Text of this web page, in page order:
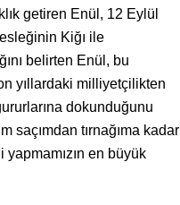
getiren Enül, 12 Eylül
Kiğı ile
belirten Enül, bu
yıllardaki milliyetçilikten
dokunduğunu
saçımdan tırnağıma kadar
en büyük